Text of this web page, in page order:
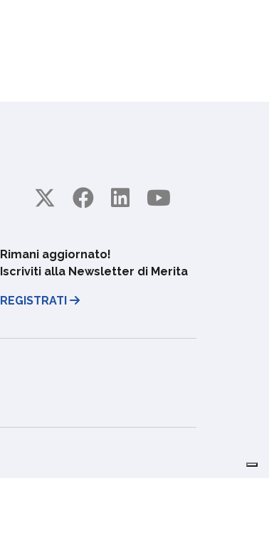
Rimani aggiornato!
Iscriviti alla Newsletter di Merita
REGISTRATI